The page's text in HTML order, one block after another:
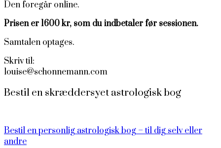
Den foregår online.
Prisen er 1600 kr, som du indbetaler før sessionen.
Samtalen optages.
Skriv til:
louise@schonnemann.com
Bestil en skræddersyet astrologisk bog
Bestil en personlig astrologisk bog – til dig selv eller
andre